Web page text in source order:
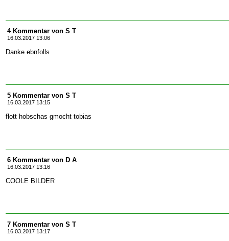
4 Kommentar von S T
16.03.2017 13:06
Danke ebnfolls
5 Kommentar von S T
16.03.2017 13:15
flott hobschas gmocht tobias
6 Kommentar von D A
16.03.2017 13:16
COOLE BILDER
7 Kommentar von S T
16.03.2017 13:17